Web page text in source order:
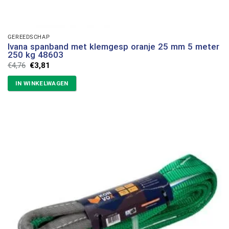
GEREEDSCHAP
Ivana spanband met klemgesp oranje 25 mm 5 meter
250 kg 48603
€4,76 Oorspronkelijke
prijs
was:
€4,76.
€3,81
is:
€3,81.
IN WINKELWAGEN